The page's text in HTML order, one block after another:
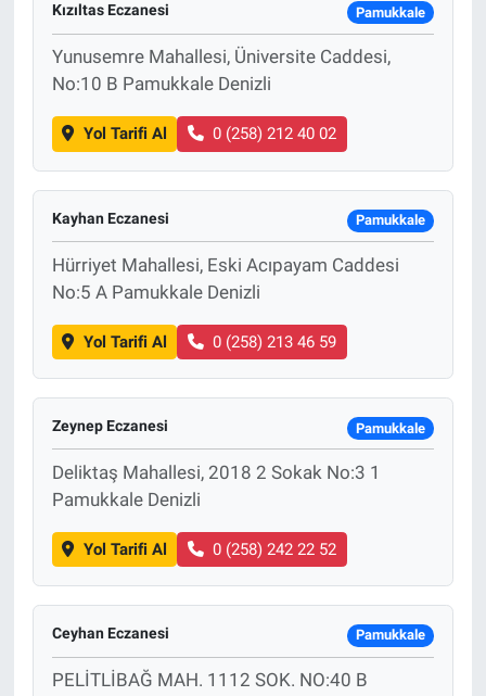
Kızıltas Eczanesi Pamukkale
Yunusemre Mahallesi, Üniversite Caddesi,
No:10 B Pamukkale Denizli
Yol Tarifi Al 0 (258) 212 40 02
Kayhan Eczanesi Pamukkale
Hürriyet Mahallesi, Eski Acıpayam Caddesi
No:5 A Pamukkale Denizli
Yol Tarifi Al 0 (258) 213 46 59
Zeynep Eczanesi Pamukkale
Deliktaş Mahallesi, 2018 2 Sokak No:3 1
Pamukkale Denizli
Yol Tarifi Al 0 (258) 242 22 52
Ceyhan Eczanesi Pamukkale
PELİTLİBAĞ MAH. 1112 SOK. NO:40 B